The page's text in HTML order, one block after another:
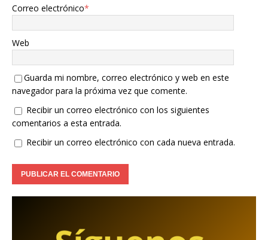
Correo electrónico*
Web
Guarda mi nombre, correo electrónico y web en este
navegador para la próxima vez que comente.
Recibir un correo electrónico con los siguientes
comentarios a esta entrada.
Recibir un correo electrónico con cada nueva entrada.